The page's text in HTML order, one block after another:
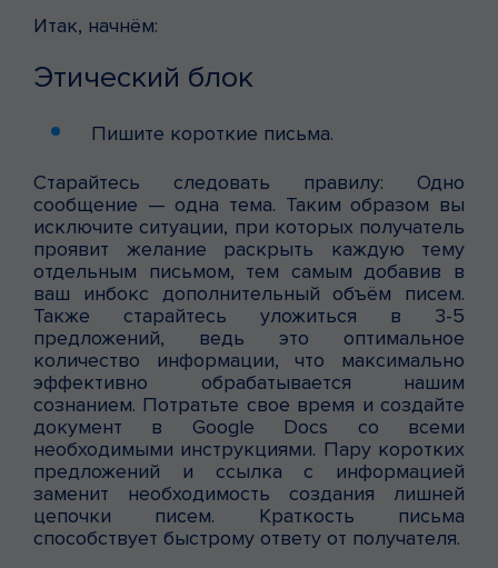
Итак, начнём:
Этический блок
Пишите короткие письма.
Старайтесь следовать правилу: Одно
сообщение — одна тема. Таким образом вы
исключите ситуации, при которых получатель
проявит желание раскрыть каждую тему
отдельным письмом, тем самым добавив в
ваш инбокс дополнительный объём писем.
Также старайтесь уложиться в 3-5
предложений, ведь это оптимальное
количество информации, что максимально
эффективно обрабатывается нашим
сознанием. Потратьте свое время и создайте
документ в Google Docs со всеми
необходимыми инструкциями. Пару коротких
предложений и ссылка с информацией
заменит необходимость создания лишней
цепочки писем. Краткость письма
способствует быстрому ответу от получателя.